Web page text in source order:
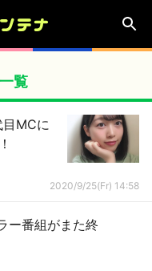
覧
目MCに
2020/9/25(Fr) 14:58
ー番組がまた終